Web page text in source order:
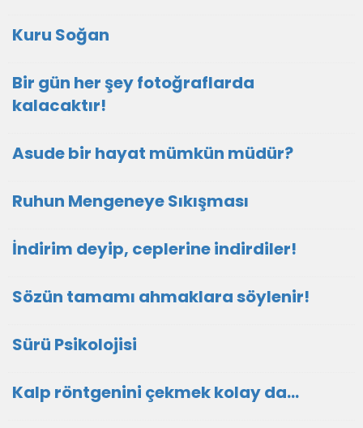
Kuru Soğan
Bir gün her şey fotoğraflarda
kalacaktır!
Asude bir hayat mümkün müdür?
Ruhun Mengeneye Sıkışması
İndirim deyip, ceplerine indirdiler!
Sözün tamamı ahmaklara söylenir!
Sürü Psikolojisi
Kalp röntgenini çekmek kolay da...